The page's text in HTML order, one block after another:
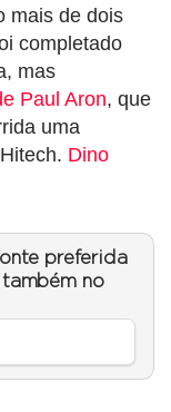
mais de dois
completado
mas
Paul Aron, que
uma
Dino
preferida
no